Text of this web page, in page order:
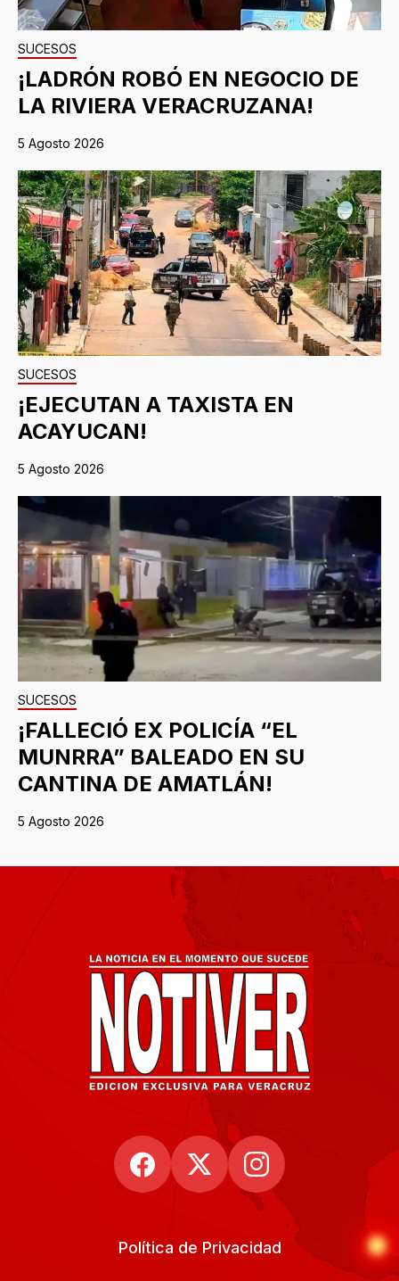
SUCESOS
¡LADRÓN ROBÓ EN NEGOCIO DE
LA RIVIERA VERACRUZANA!
5 Agosto 2026
SUCESOS
¡EJECUTAN A TAXISTA EN
ACAYUCAN!
5 Agosto 2026
SUCESOS
¡FALLECIÓ EX POLICÍA “EL
MUNRRA” BALEADO EN SU
CANTINA DE AMATLÁN!
5 Agosto 2026
Política de Privacidad